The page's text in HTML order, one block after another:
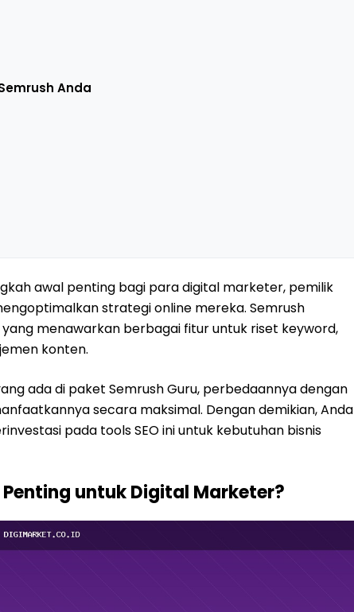
Anda
awal penting bagi para digital marketer, pemilik
strategi online mereka. Semrush
menawarkan berbagai fitur untuk riset keyword,
konten.
ada di paket Semrush Guru, perbedaannya dengan
secara maksimal. Dengan demikian, Anda
pada tools SEO ini untuk kebutuhan bisnis
untuk Digital Marketer?